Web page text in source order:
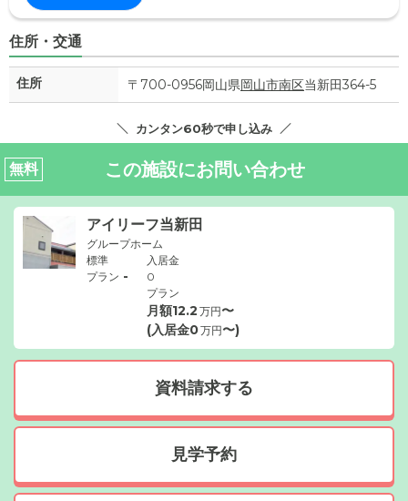
住所・交通
住所 〒700-0956岡山県岡山市南区当新田364-5
カンタン60秒で申し込み
無料 この施設にお問い合わせ
アイリーフ当新田
グループホーム
標準
プラン -
入居金
0
プラン
月額12.2 万円〜
(入居金0万円〜)
資料請求する
見学予約